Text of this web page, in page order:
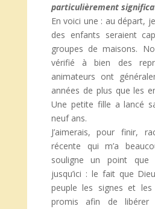
particulièrement
En voici une : au départ,
des enfants seraient
groupes de maisons.
vérifié à bien des
animateurs ont
années de plus que les
Une petite fille a lancé
neuf ans.
J’aimerais, pour finir,
récente qui m’a
souligne un point que
jusqu’ici : le fait que
peuple les signes et les
promis afin de libérer